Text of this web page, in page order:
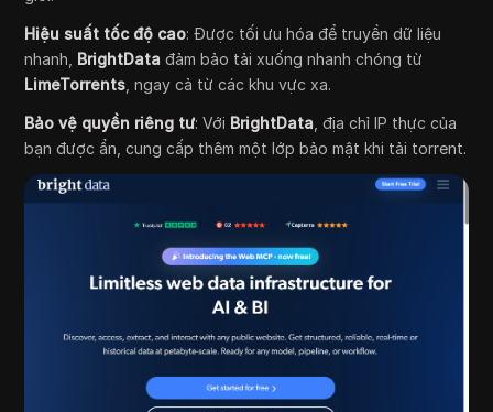
Hiệu suất tốc độ cao: Được tối ưu hóa để truyền dữ liệu
nhanh, BrightData đảm bảo tải xuống nhanh chóng từ
LimeTorrents , ngay cả từ các khu vực xa.
Bảo vệ quyền riêng tư: Với BrightData , địa chỉ IP thực của
bạn được ẩn, cung cấp thêm một lớp bảo mật khi tải torrent.